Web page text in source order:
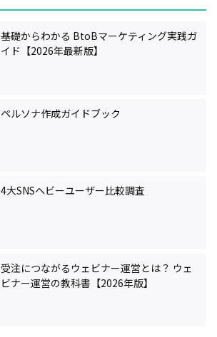
基礎からわかる BtoBマーケティング実践ガ
イド【2026年最新版】
ペルソナ作成ガイドブック
4大SNSヘビーユーザー比較調査
受注につながるウェビナー運営とは？ ウェ
ビナー運営の教科書【2026年版】